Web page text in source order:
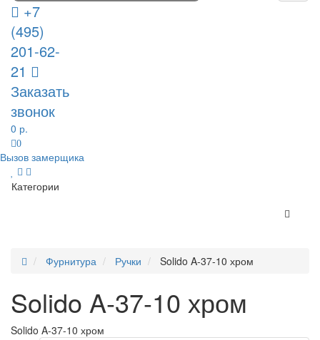
+7
(495)
201-62-
21
Заказать
звонок
0 р.
0
Вызов замерщика
Категории
Фурнитура Ручки Solido A-37-10 хром
Solido A-37-10 хром
Solido A-37-10 хром